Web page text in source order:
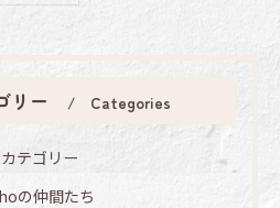
リー Categories
テゴリー
の仲間たち